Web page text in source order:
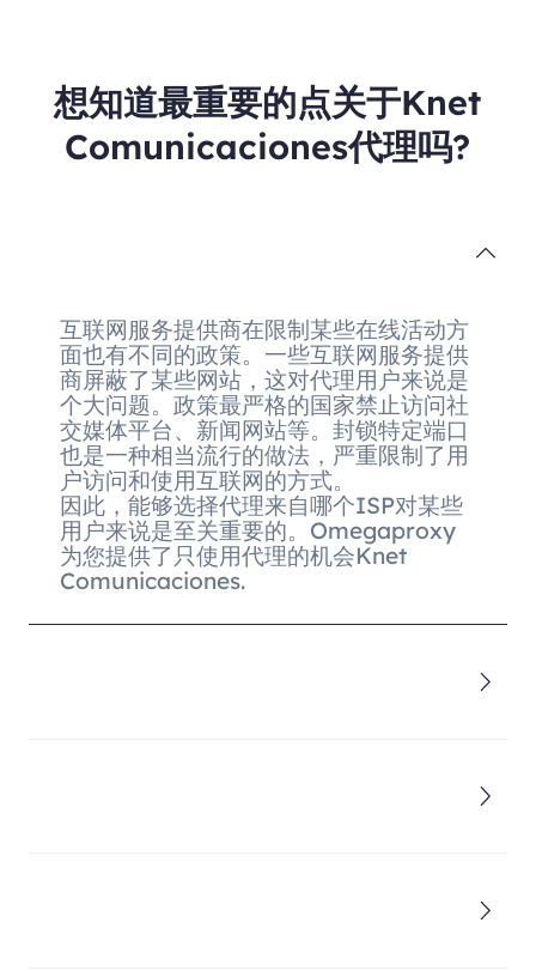
想知道最重要的点关于Knet
Comunicaciones代理吗?
互联网服务提供商在限制某些在线活动方
面也有不同的政策。一些互联网服务提供
商屏蔽了某些网站，这对代理用户来说是
个大问题。政策最严格的国家禁止访问社
交媒体平台、新闻网站等。封锁特定端口
也是一种相当流行的做法，严重限制了用
户访问和使用互联网的方式。
因此，能够选择代理来自哪个ISP对某些
用户来说是至关重要的。Omegaproxy
为您提供了只使用代理的机会Knet
Comunicaciones.